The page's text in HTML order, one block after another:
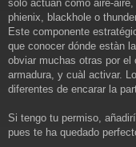
e
solo actuan como aire-
phienix, blackhole o
Este componente
que conocer dónde estàn
obviar muchas otras por
armadura, y cuàl activar.
diferentes de encarar la
Si tengo tu permiso,
pues te ha quedado